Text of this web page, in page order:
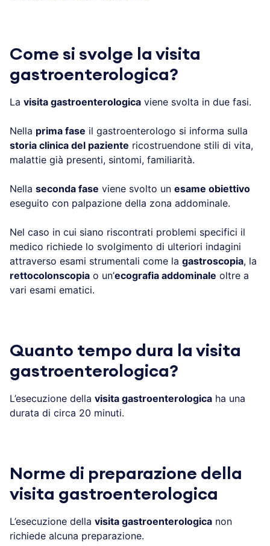
Come si svolge la visita
gastroenterologica?
La visita gastroenterologica viene svolta in due fasi.
Nella prima fase il gastroenterologo si informa sulla
storia clinica del paziente ricostruendone stili di vita,
malattie già presenti, sintomi, familiarità.
Nella seconda fase viene svolto un esame obiettivo
eseguito con palpazione della zona addominale.
Nel caso in cui siano riscontrati problemi specifici il
medico richiede lo svolgimento di ulteriori indagini
attraverso esami strumentali come la gastroscopia, la
rettocolonscopia o un’ecografia addominale oltre a
vari esami ematici.
Quanto tempo dura la visita
gastroenterologica?
L’esecuzione della visita gastroenterologica ha una
durata di circa 20 minuti.
Norme di preparazione della
visita gastroenterologica
L’esecuzione della visita gastroenterologica non
richiede alcuna preparazione.